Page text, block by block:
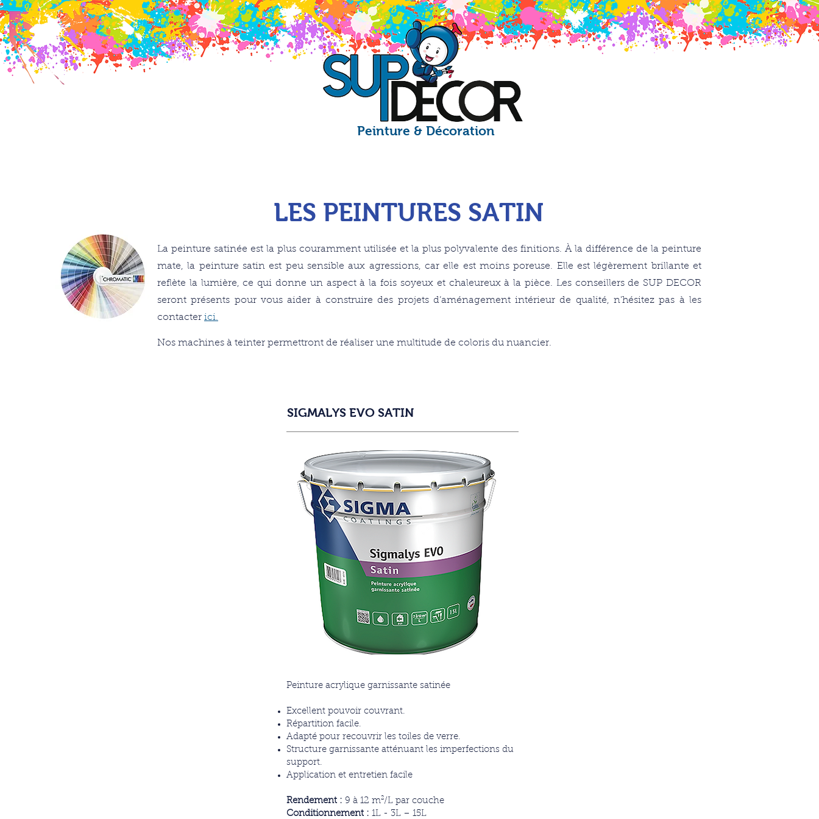
Peinture & Décoration
LES PEINTURES SATIN
La peinture satinée est la plus couramment utilisée et la plus polyvalente des finitions. À la différence de la peinture
mate, la peinture satin est peu sensible aux agressions, car elle est moins poreuse. Elle est légèrement brillante et
reflète la lumière, ce qui donne un aspect à la fois soyeux et chaleureux à la pièce. Les conseillers de SUP DECOR
seront présents pour vous aider à construire des projets d’aménagement intérieur de qualité, n'hésitez pas à les
contacter ici.
Nos machines à teinter permettront de réaliser une multitude de coloris du nuancier.
SIGMALYS EVO SATIN
Peinture acrylique garnissante satinée
Excellent pouvoir couvrant.
Répartition facile.
Adapté pour recouvrir les toiles de verre.
Structure garnissante atténuant les imperfections du
support.
Application et entretien facile
Rendement : 9 à 12 m²/L par couche
Conditionnement : 1L - 3L – 15L